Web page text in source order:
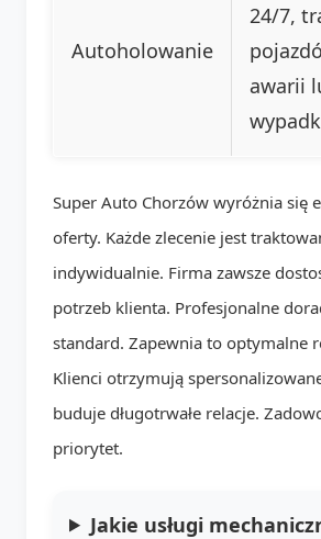
Autoholowanie
24/7,
awarii
Super Auto Chorzów wyróżnia się
oferty. Każde zlecenie jest
indywidualnie. Firma zawsze
potrzeb klienta. Profesjonalne
standard. Zapewnia to optymalne
Klienci otrzymują
buduje długotrwałe relacje.
priorytet.
Jakie usługi